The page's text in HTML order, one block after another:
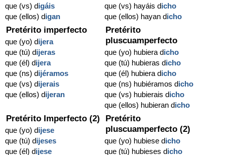
que (vs) digáis
que (ellos) digan
que (vs) hayáis dicho
que (ellos) hayan dicho
Pretérito imperfecto
que (yo) dijera
que (tú) dijeras
que (él) dijera
que (ns) dijéramos
que (vs) dijerais
que (ellos) dijeran
Pretérito
pluscuamperfecto
que (yo) hubiera dicho
que (tú) hubieras dicho
que (él) hubiera dicho
que (ns) hubiéramos dicho
que (vs) hubierais dicho
que (ellos) hubieran dicho
Pretérito Imperfecto (2)
que (yo) dijese
que (tú) dijeses
que (él) dijese
Pretérito
pluscuamperfecto (2)
que (yo) hubiese dicho
que (tú) hubieses dicho